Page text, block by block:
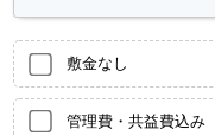
敷金なし
管理費・共益費込み